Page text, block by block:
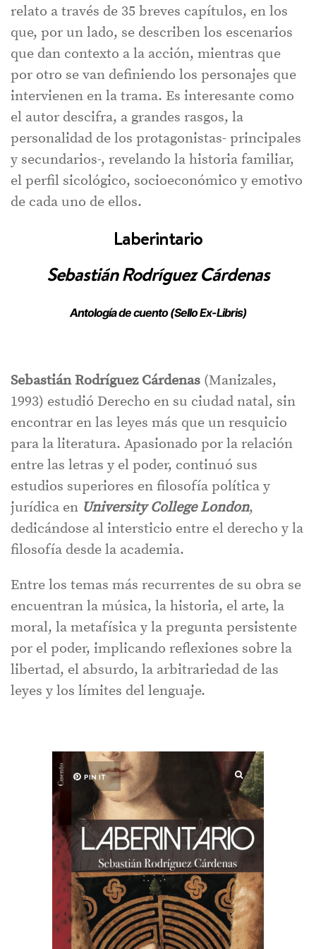
relato a través de 35 breves capítulos, en los
que, por un lado, se describen los escenarios
que dan contexto a la acción, mientras que
por otro se van definiendo los personajes que
intervienen en la trama. Es interesante como
el autor descifra, a grandes rasgos, la
personalidad de los protagonistas- principales
y secundarios-, revelando la historia familiar,
el perfil sicológico, socioeconómico y emotivo
de cada uno de ellos.
Laberintario
Sebastián Rodríguez Cárdenas
Antología de cuento (Sello Ex-Libris)
Sebastián Rodríguez Cárdenas (Manizales,
1993) estudió Derecho en su ciudad natal, sin
encontrar en las leyes más que un resquicio
para la literatura. Apasionado por la relación
entre las letras y el poder, continuó sus
estudios superiores en filosofía política y
jurídica en University College London,
dedicándose al intersticio entre el derecho y la
filosofía desde la academia.
Entre los temas más recurrentes de su obra se
encuentran la música, la historia, el arte, la
moral, la metafísica y la pregunta persistente
por el poder, implicando reflexiones sobre la
libertad, el absurdo, la arbitrariedad de las
leyes y los límites del lenguaje.
PIN IT